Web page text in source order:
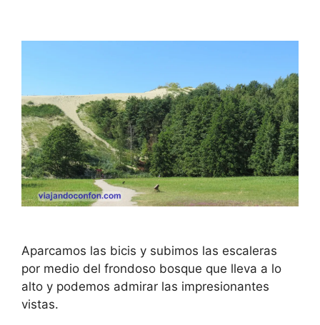
Aparcamos las bicis y subimos las escaleras
por medio del frondoso bosque que lleva a lo
alto y podemos admirar las impresionantes
vistas.